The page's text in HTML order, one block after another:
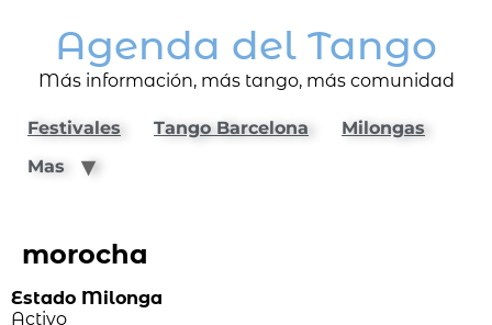
Agenda del Tango
Más información, más tango, más comunidad
Festivales Tango Barcelona
Milongas
Mas
morocha
Estado Milonga
Activo